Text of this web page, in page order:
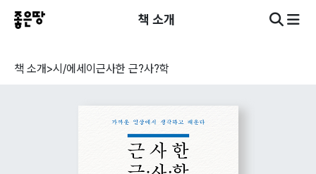
책 소개
책 소개>시/에세이 근사한 근?사?학